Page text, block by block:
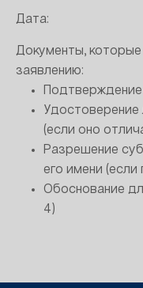
Дата:
Документы,
заявлению:
Удостоверение
(если оно
Разрешение
его имени
Обоснование
4)